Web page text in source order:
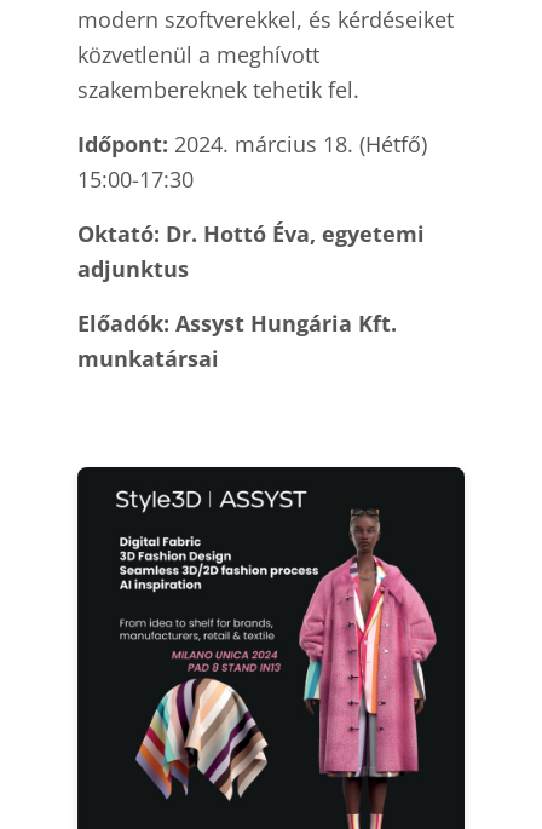
modern szoftverekkel, és kérdéseiket
közvetlenül a meghívott
szakembereknek tehetik fel.
Időpont: 2024. március 18. (Hétfő)
15:00-17:30
Oktató: Dr. Hottó Éva, egyetemi
adjunktus
Előadók: Assyst Hungária Kft.
munkatársai